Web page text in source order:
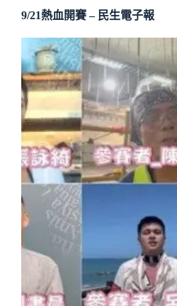
9/21熱血開賽 – 民生電子報